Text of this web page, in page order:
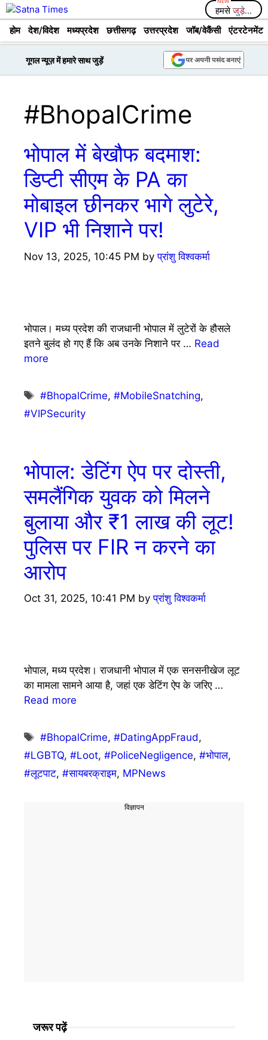
Skip
to
content
हमसेजुड़े...
होम
देश/विदेश मध्यप्रदेश छत्तीसगढ़ उत्तरप्रदेश जॉब/वेकैंसी एंटरटेनमेंट
गूगल न्यूज़ में हमारे साथ जुड़ें
#BhopalCrime
भोपाल में बेखौफ बदमाश:
डिप्टी सीएम के PA का
मोबाइल छीनकर भागे लुटेरे,
VIP भी निशाने पर!
Nov 13, 2025, 10:45 PM byप्रांशु विश्वकर्मा
भोपाल। मध्य प्रदेश की राजधानी भोपाल में लुटेरों के हौसले
इतने बुलंद हो गए हैं कि अब उनके निशाने पर … Read
more
Tags
#BhopalCrime,#MobileSnatching,
#VIPSecurity
भोपाल: डेटिंग ऐप पर दोस्ती,
समलैंगिक युवक को मिलने
बुलाया और ₹1 लाख की लूट!
पुलिस पर FIR न करने का
आरोप
Oct 31, 2025, 10:41 PM byप्रांशु विश्वकर्मा
भोपाल, मध्य प्रदेश। राजधानी भोपाल में एक सनसनीखेज लूट
का मामला सामने आया है, जहां एक डेटिंग ऐप के जरिए …
Read more
Tags
#BhopalCrime,#DatingAppFraud,
#LGBTQ, #Loot, #PoliceNegligence, #भोपाल,
#लूटपाट, #सायबरक्राइम, MPNews
विज्ञापन
जरूर पढ़ें